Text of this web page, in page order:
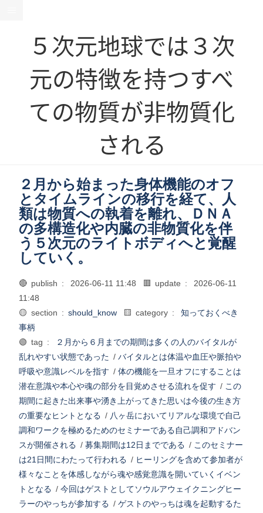
５次元地球では３次
元の特徴を持つすべ
ての物質が非物質化
される
２月から始まった身体機能のオフ
とタイムラインの移行を経て、人
類は物質への執着を離れ、ＤＮＡ
の多構造化や内臓の非物質化を伴
う５次元のライトボディへと覚醒
していく。
🔴 publish : 2026-06-11 11:48 🟥 update :
2026-06-11
11:48
🟡 section : should_know 🟨 category :
知っておくべき
事柄
🟢 tag :
２月から６月までの期間は多くの人のバイタルが
乱れやすい状態であった / バイタルとは体温や血圧や脈拍や
呼吸や意識レベルを指す / 体の機能を一旦オフにすることは
潜在意識や本心や魂の部分を目覚めさせる流れを促す / この
期間に起きた出来事や湧き上がってきた思いは今後の生き方
の重要なヒントとなる / 八ヶ岳においてリアルな環境で自己
調和ワークを極めるためのセミナーである自己調和アドバン
スが開催される / 募集期間は12日までである / このセミナー
は21日間にわたって行われる / ヒーリングを含めて参加者が
様々なことを体感しながら魂や感覚意識を開いていくイベン
トとなる / 今回はゲストとしてソウルアウェイクニングヒー
ラーのやっちが参加する / ゲストのやっちは魂を起動するた